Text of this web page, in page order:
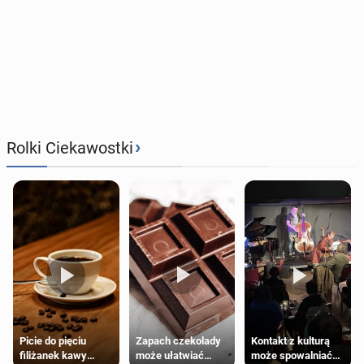
Rolki Ciekawostki›
Picie do pięciu
filiżanek kawy
Zapach czekolady
może ułatwiać
Kontakt z kulturą
może spowalniać